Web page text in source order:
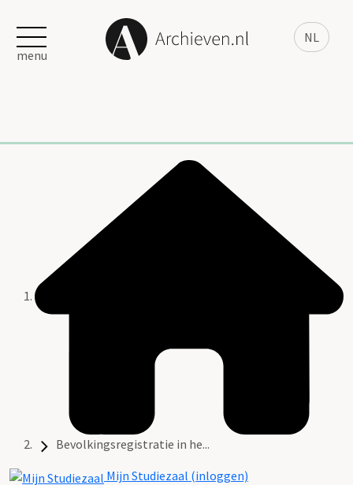
NL
menu
Bevolkingsregistratie in he...
Mijn Studiezaal (inloggen)